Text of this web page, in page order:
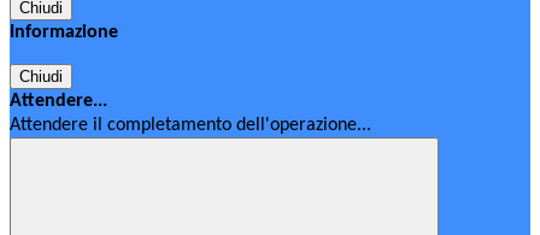
Chiudi
Informazione
Chiudi
Attendere...
Attendere il completamento dell'operazione...